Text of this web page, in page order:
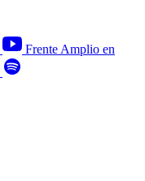
Frente Amplio en